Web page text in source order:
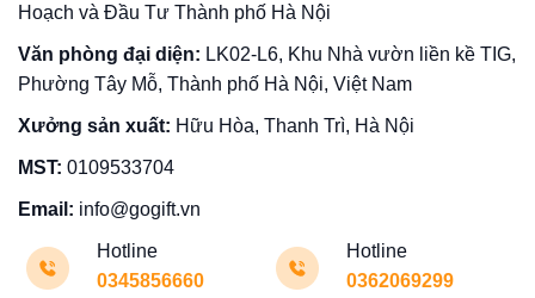
Hoạch và Đầu Tư Thành phố Hà Nội
Văn phòng đại diện: LK02-L6, Khu Nhà vườn liền kề TIG,
Phường Tây Mỗ, Thành phố Hà Nội, Việt Nam
Xưởng sản xuất: Hữu Hòa, Thanh Trì, Hà Nội
MST: 0109533704
Email: info@gogift.vn
Hotline
0345856660
Hotline
0362069299